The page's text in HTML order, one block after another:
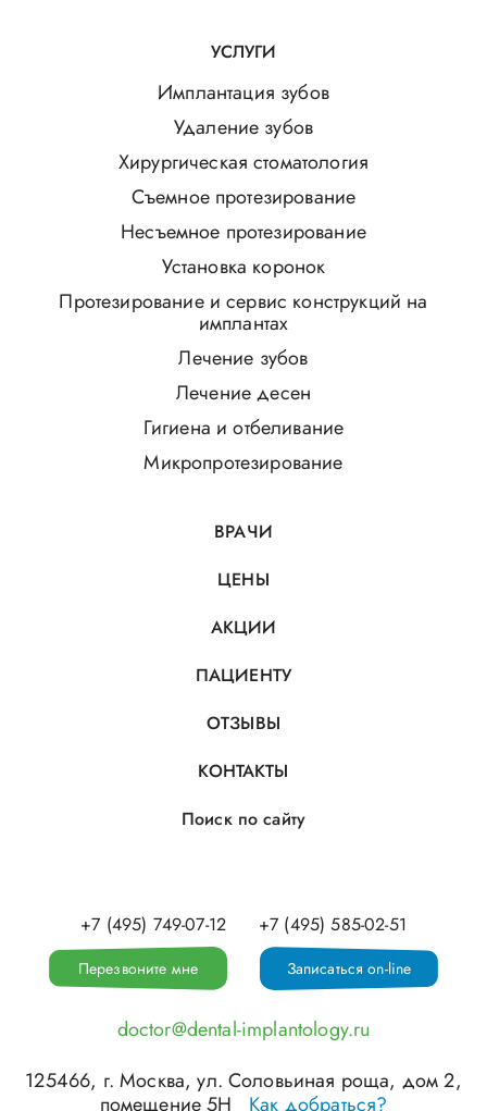
УСЛУГИ
Имплантация зубов
Удаление зубов
Хирургическая стоматология
Съемное протезирование
Несъемное протезирование
Установка коронок
Протезирование и сервис конструкций на
имплантах
Лечение зубов
Лечение десен
Гигиена и отбеливание
Микропротезирование
ВРАЧИ
ЦЕНЫ
АКЦИИ
ПАЦИЕНТУ
ОТЗЫВЫ
КОНТАКТЫ
Поиск по сайту
+7 (495) 749-07-12 +7 (495) 585-02-51
Перезвоните мне Записаться on-line
doctor@dental-implantology.ru
125466, г.Москва,ул. Соловьиная роща, дом 2,
помещение 5Н
Как добраться?